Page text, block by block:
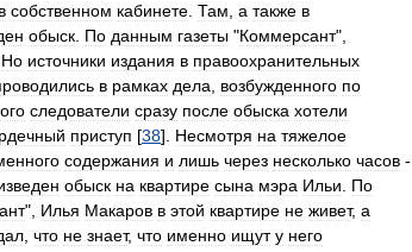
в собственном кабинете Там а также в
обыск По данным газеты "Коммерсант",
Но источники издания в правоохранительных
в рамках дела возбужденного по
следователи сразу после обыска хотели
приступ [38]. Несмотря на тяжелое
содержания и лишь через несколько часов -
обыск на квартире сына мэра Ильи
По
", Илья Макаров в этой квартире не живет, а
что не знает, что именно ищут у него